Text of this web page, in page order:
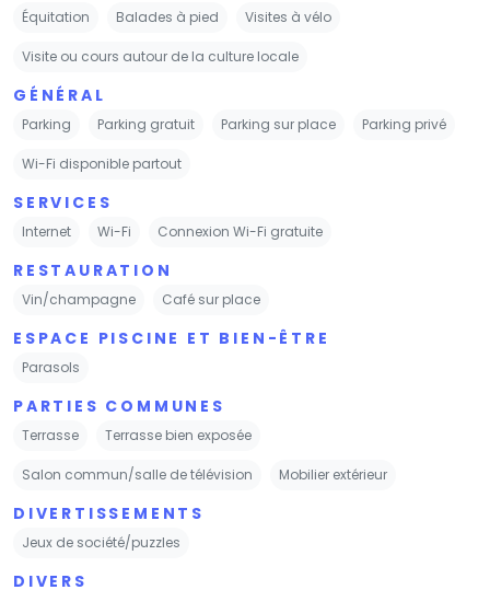
Équitation Balades à pied Visites à vélo
Visite ou cours autour de la culture locale
GÉNÉRAL
Parking Parking gratuit Parking sur place Parking privé
Wi-Fi disponible partout
SERVICES
Internet Wi-Fi Connexion Wi-Fi gratuite
RESTAURATION
Vin/champagne Café sur place
ESPACE PISCINE ET BIEN-ÊTRE
Parasols
PARTIES COMMUNES
Terrasse Terrasse bien exposée
Salon commun/salle de télévision Mobilier extérieur
DIVERTISSEMENTS
Jeux de société/puzzles
DIVERS